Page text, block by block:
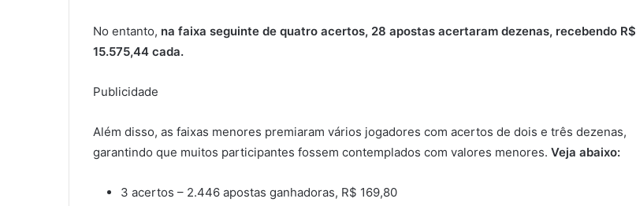
No entanto, na faixa seguinte de quatro acertos, 28 apostas acertaram dezenas, recebendo R$
15.575,44 cada.
Publicidade
Além disso, as faixas menores premiaram vários jogadores com acertos de dois e três dezenas,
garantindo que muitos participantes fossem contemplados com valores menores. Veja abaixo:
3 acertos – 2.446 apostas ganhadoras, R$ 169,80